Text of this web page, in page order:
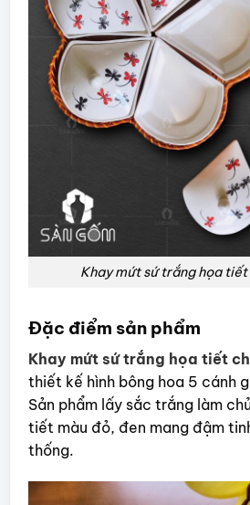
Khay mứt sứ trắng họa tiết
Đặc điểm sản phẩm
Khay mứt sứ trắng họa tiết
thiết kế hình bông hoa 5 cánh
Sản phẩm lấy sắc trắng làm
tiết màu đỏ, đen mang đậm
thống.